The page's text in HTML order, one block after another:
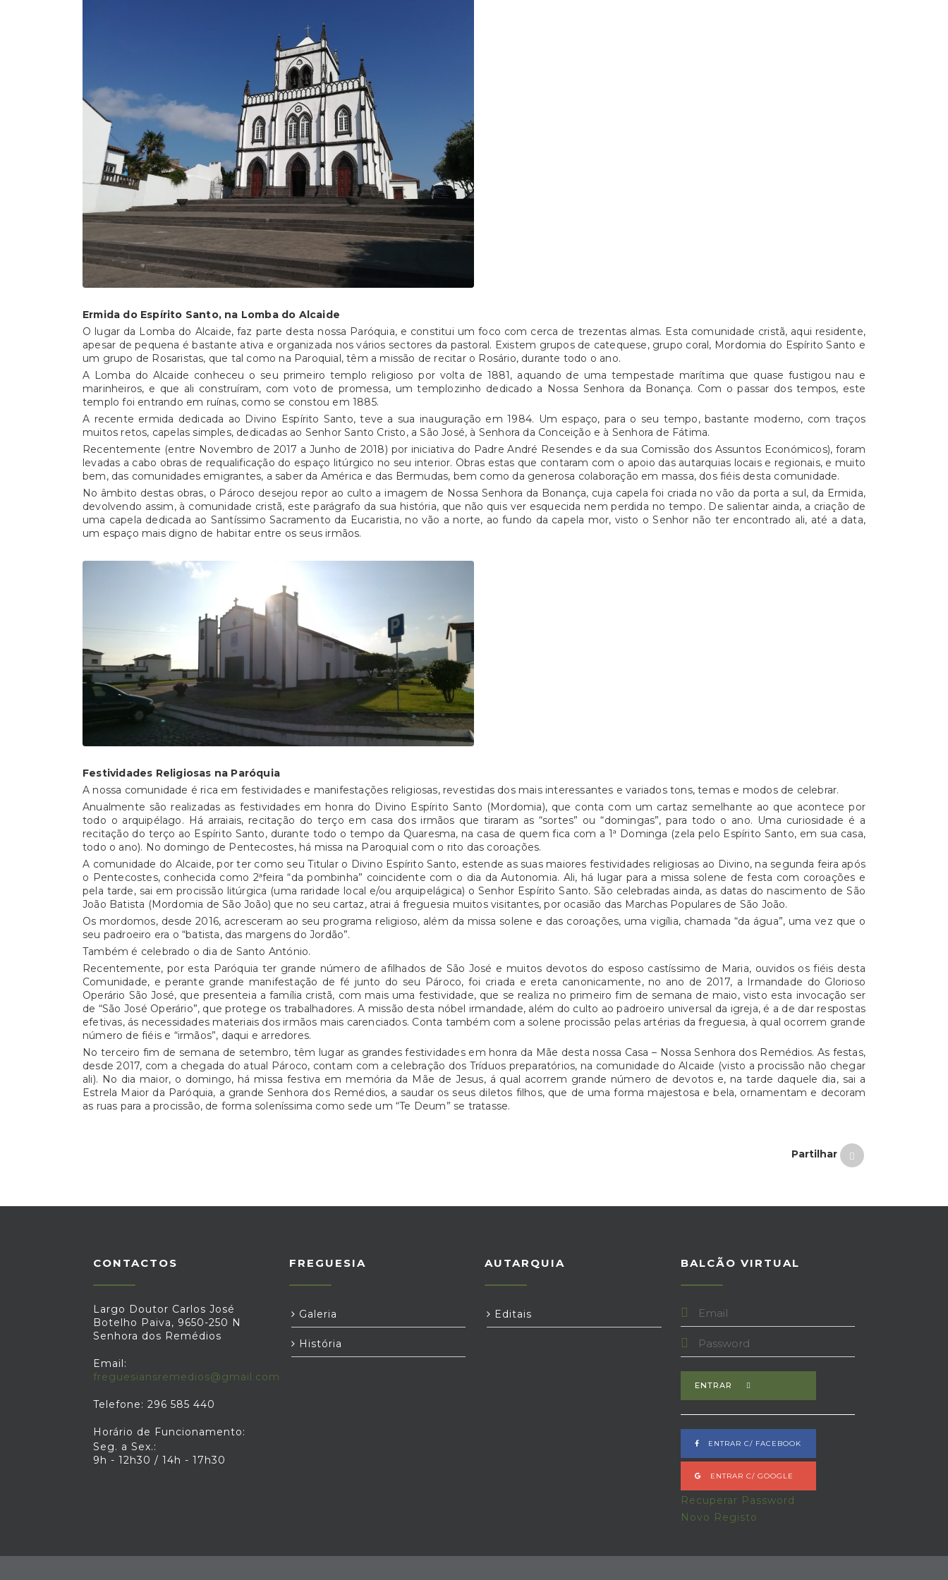
Ermida do Espírito Santo, na Lomba do Alcaide
O lugar da Lomba do Alcaide, faz parte desta nossa Paróquia, e constitui um foco com cerca de trezentas almas. Esta comunidade cristã, aqui residente,
apesar de pequena é bastante ativa e organizada nos vários sectores da pastoral. Existem grupos de catequese, grupo coral, Mordomia do Espírito Santo e
um grupo de Rosaristas, que tal como na Paroquial, têm a missão de recitar o Rosário, durante todo o ano.
A Lomba do Alcaide conheceu o seu primeiro templo religioso por volta de 1881, aquando de uma tempestade marítima que quase fustigou nau e
marinheiros, e que ali construíram, com voto de promessa, um templozinho dedicado a Nossa Senhora da Bonança. Com o passar dos tempos, este
templo foi entrando em ruínas, como se constou em 1885.
A recente ermida dedicada ao Divino Espírito Santo, teve a sua inauguração em 1984. Um espaço, para o seu tempo, bastante moderno, com traços
muitos retos, capelas simples, dedicadas ao Senhor Santo Cristo, a São José, à Senhora da Conceição e à Senhora de Fátima.
Recentemente (entre Novembro de 2017 a Junho de 2018) por iniciativa do Padre André Resendes e da sua Comissão dos Assuntos Económicos), foram
levadas a cabo obras de requalificação do espaço litúrgico no seu interior. Obras estas que contaram com o apoio das autarquias locais e regionais, e muito
bem, das comunidades emigrantes, a saber da América e das Bermudas, bem como da generosa colaboração em massa, dos fiéis desta comunidade.
No âmbito destas obras, o Pároco desejou repor ao culto a imagem de Nossa Senhora da Bonança, cuja capela foi criada no vão da porta a sul, da Ermida,
devolvendo assim, à comunidade cristã, este parágrafo da sua história, que não quis ver esquecida nem perdida no tempo. De salientar ainda, a criação de
uma capela dedicada ao Santíssimo Sacramento da Eucaristia, no vão a norte, ao fundo da capela mor, visto o Senhor não ter encontrado ali, até a data,
um espaço mais digno de habitar entre os seus irmãos.
Festividades Religiosas na Paróquia
A nossa comunidade é rica em festividades e manifestações religiosas, revestidas dos mais interessantes e variados tons, temas e modos de celebrar.
Anualmente são realizadas as festividades em honra do Divino Espírito Santo (Mordomia), que conta com um cartaz semelhante ao que acontece por
todo o arquipélago. Há arraiais, recitação do terço em casa dos irmãos que tiraram as “sortes” ou “domingas”, para todo o ano. Uma curiosidade é a
recitação do terço ao Espírito Santo, durante todo o tempo da Quaresma, na casa de quem fica com a 1ª Dominga (zela pelo Espírito Santo, em sua casa,
todo o ano). No domingo de Pentecostes, há missa na Paroquial com o rito das coroações.
A comunidade do Alcaide, por ter como seu Titular o Divino Espírito Santo, estende as suas maiores festividades religiosas ao Divino, na segunda feira após
o Pentecostes, conhecida como 2ªfeira “da pombinha” coincidente com o dia da Autonomia. Ali, há lugar para a missa solene de festa com coroações e
pela tarde, sai em procissão litúrgica (uma raridade local e/ou arquipelágica) o Senhor Espírito Santo. São celebradas ainda, as datas do nascimento de São
João Batista (Mordomia de São João) que no seu cartaz, atrai á freguesia muitos visitantes, por ocasião das Marchas Populares de São João.
Os mordomos, desde 2016, acresceram ao seu programa religioso, além da missa solene e das coroações, uma vigília, chamada “da água”, uma vez que o
seu padroeiro era o “batista, das margens do Jordão”.
Também é celebrado o dia de Santo António.
Recentemente, por esta Paróquia ter grande número de afilhados de São José e muitos devotos do esposo castíssimo de Maria, ouvidos os fiéis desta
Comunidade, e perante grande manifestação de fé junto do seu Pároco, foi criada e ereta canonicamente, no ano de 2017, a Irmandade do Glorioso
Operário São José, que presenteia a família cristã, com mais uma festividade, que se realiza no primeiro fim de semana de maio, visto esta invocação ser
de “São José Operário”, que protege os trabalhadores. A missão desta nóbel irmandade, além do culto ao padroeiro universal da igreja, é a de dar respostas
efetivas, ás necessidades materiais dos irmãos mais carenciados. Conta também com a solene procissão pelas artérias da freguesia, à qual ocorrem grande
número de fiéis e “irmãos”, daqui e arredores.
No terceiro fim de semana de setembro, têm lugar as grandes festividades em honra da Mãe desta nossa Casa – Nossa Senhora dos Remédios. As festas,
desde 2017, com a chegada do atual Pároco, contam com a celebração dos Tríduos preparatórios, na comunidade do Alcaide (visto a procissão não chegar
ali). No dia maior, o domingo, há missa festiva em memória da Mãe de Jesus, á qual acorrem grande número de devotos e, na tarde daquele dia, sai a
Estrela Maior da Paróquia, a grande Senhora dos Remédios, a saudar os seus diletos filhos, que de uma forma majestosa e bela, ornamentam e decoram
as ruas para a procissão, de forma soleníssima como sede um “Te Deum” se tratasse.
Partilhar
CONTACTOS
Largo Doutor Carlos José
Botelho Paiva, 9650-250 N
Senhora dos Remédios
Email:
freguesiansremedios@gmail.com
Telefone: 296 585 440
Horário de Funcionamento:
Seg. a Sex.:
9h - 12h30 / 14h - 17h30
FREGUESIA
Galeria
História
AUTARQUIA
Editais
BALCÃO VIRTUAL
ENTRAR
ENTRAR C/ FACEBOOK
ENTRAR C/ GOOGLE
Recuperar Password
Novo Registo